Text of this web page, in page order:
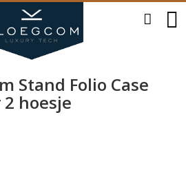
Stand Folio Case
2 hoesje